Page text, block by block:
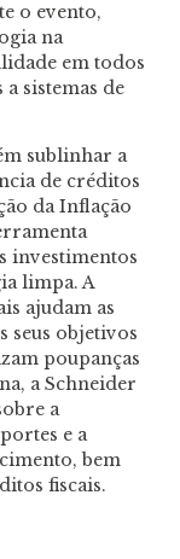
o evento,
na
em todos
sistemas de
sublinhar a
de créditos
da Inflação
investimentos
limpa. A
ajudam as
seus objetivos
poupanças
a Schneider
a
e a
bem
fiscais.